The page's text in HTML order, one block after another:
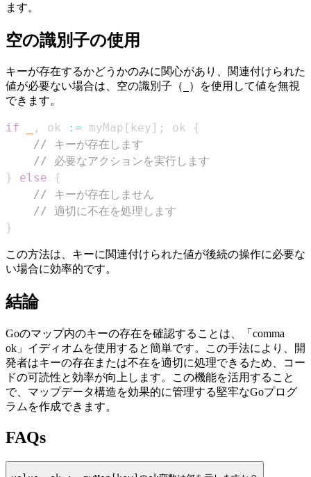
ます。
空の識別子の使用
キーが存在するかどうかのみに関心があり、関連付けられた
値が必要ない場合は、空の識別子（
）を使用して値を無視
できます。
if , ok := myMap [ key ] ; ok
{
// キーが存在します
// 必要なアクションを実行します
}
else
{
// キーが存在しません
// 適切に不在を処理します
}
この方法は、キーに関連付けられた値が後続の操作に必要な
い場合に効率的です。
結論
Goのマップ内のキーの存在を確認することは、「comma
ok」イディオムを使用すると簡単です。この手法により、開
発者はキーの存在または不在を適切に処理できるため、コー
ドの可読性と効率が向上します。この機能を活用すること
で、マップデータ構造を効果的に管理する堅牢なGoプログ
ラムを作成できます。
FAQs